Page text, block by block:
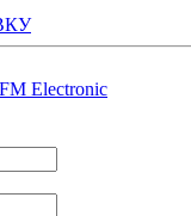
Electronic